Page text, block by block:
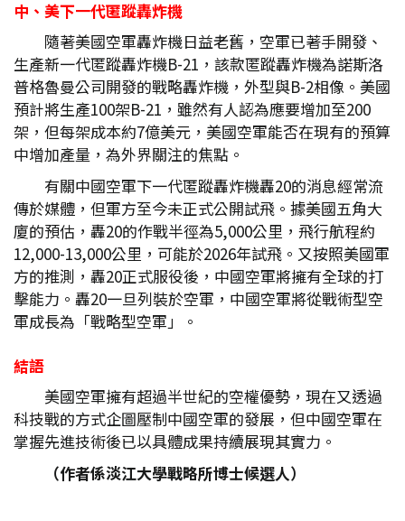
中、美下一代匿蹤轟炸機
隨著美國空軍轟炸機日益老舊，空軍已著手開發、
生產新一代匿蹤轟炸機B-21，該款匿蹤轟炸機為諾斯洛
普格魯曼公司開發的戰略轟炸機，外型與B-2相像。美國
預計將生產100架B-21，雖然有人認為應要增加至200
架，但每架成本約7億美元，美國空軍能否在現有的預算
中增加產量，為外界關注的焦點。
有關中國空軍下一代匿蹤轟炸機轟20的消息經常流
傳於媒體，但軍方至今未正式公開試飛。據美國五角大
廈的預估，轟20的作戰半徑為5,000公里，飛行航程約
12,000-13,000公里，可能於2026年試飛。又按照美國軍
方的推測，轟20正式服役後，中國空軍將擁有全球的打
擊能力。轟20一旦列裝於空軍，中國空軍將從戰術型空
軍成長為「戰略型空軍」。
結語
美國空軍擁有超過半世紀的空權優勢，現在又透過
科技戰的方式企圖壓制中國空軍的發展，但中國空軍在
掌握先進技術後已以具體成果持續展現其實力。
（作者係淡江大學戰略所博士候選人）